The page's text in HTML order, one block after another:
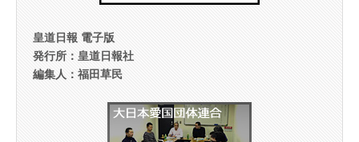
皇道日報 電子版
発行所：皇道日報社
編集人：福田草民